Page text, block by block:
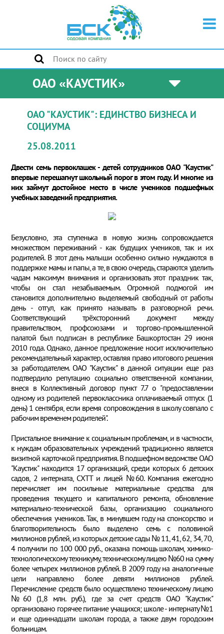
ОАО «КАУСТИК»
ОАО "КАУСТИК": ЕДИНСТВО БИЗНЕСА И
СОЦИУМА
25.08.2011
Двести семь первоклашек - детей сотрудников ОАО "Каустик"
впервые перешагнут школьный порог в этом году. И многие из
них займут достойное место в числе учеников подшефных
учебных заведений предприятия.
Безусловно, эта ступенька в новую жизнь сопровождается
множеством переживаний - как будущих учеников, так и их
родителей. В этот день малыши особенно сильно нуждаются в
поддержке мамы и папы, а те, в свою очередь, стараются уделить
чадам максимум внимания и организовать этот праздник так,
чтобы он стал незабываемым. Огромной подмогой им
становится дополнительно выделяемый свободный от работы
день - отгул, как принято называть в разговорной речи.
Соответствующий трёхсторонний документ между
правительством, профсоюзами и торгово-промышленной
палатой был подписан в республике Башкортостан 29 июня
2010 года. Однако, данное предложение носит исключительно
рекомендательный характер, оставляя право итогового решения
за работодателем. ОАО "Каустик" в данной ситуации еще раз
подтвердило репутацию социально ответственной компании,
внеся в Коллективный договор пункт 7.7 о "предоставлении
одному из родителей первоклассника оплачиваемый отпуск (1
день) 1 сентября, если время сопровождения в школу совпало с
рабочим временем родителей".
Пристальное внимание к социальным проблемам, и в частности,
к нуждам образовательных учреждений традиционно является
визитной карточкой предприятия. В подшефном ведомстве ОАО
"Каустик" находится 17 организаций, среди которых 6 детских
садов, 2 интерната, СХТТ и лицей №60. Компания ежегодно
перечисляет им посильные материальные средства для
проведения текущего и капитального ремонта, обновление
материально-технической базы, организацию социального
обеспечения учеников. Так, в минувшем году на спонсорство и
благотворительность было выделено семь с половиной
миллионов рублей, из которых детские сады № 11, 41, 62, 34, 70,
4 получили по 100 000 руб., оказана помощь школам, химико-
технологическому техникуму, техническому лицею №60 на сумму
более четырех миллионов рублей. В 2009 году на аналогичные
цели направлено более девяти миллионов рублей.
Перечисление средств было осуществлено техническому лицею
№60 (1,8 млн. руб.), где за счет средств ОАО "Каустик"
организовано горячее питание учащихся; школе - интернату №1
и еще одиннадцати школам города, а также двум городским
больницам.